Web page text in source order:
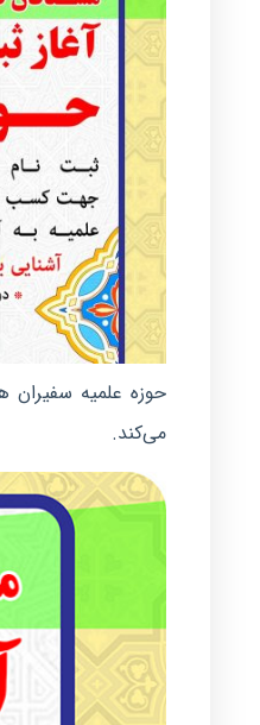
می‌کند.